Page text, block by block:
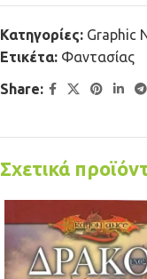
Κατηγορίες: Graphic
Ετικέτα: Φαντασίας
Share:
Σχετικά